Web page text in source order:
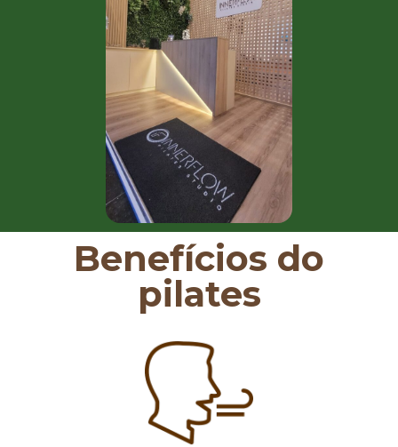
Benefícios do
pilates